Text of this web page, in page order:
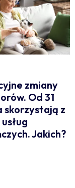
zmiany
Od 31
skorzystają z
Jakich?